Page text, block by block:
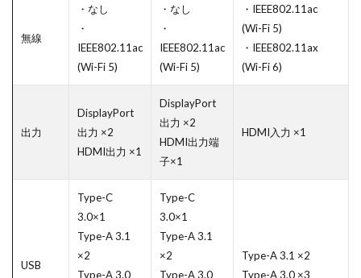
無線
・なし
・
IEEE802.11ac
(Wi-Fi 5)
・なし
・
IEEE802.11ac
(Wi-Fi 5)
・IEEE802.11ac
(Wi-Fi 5)
・IEEE802.11ax
(Wi-Fi 6)
出力
DisplayPort
出力 ×2
HDMI出力 ×1
DisplayPort
出力 ×2
HDMI出力端
子×1
HDMI入力 ×1
USB
Type-C
3.0×1
Type-A 3.1
×2
Type-A 3.0
Type-C
3.0×1
Type-A 3.1
×2
Type-A 3.0
Type-A 3.1 ×2
Type-A 3.0 ×3